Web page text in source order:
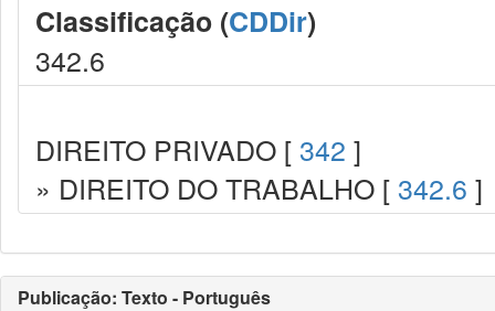
Classificação (CDDir)
342.6
DIREITO PRIVADO [ 342 ]
» DIREITO DO TRABALHO [ 342.6 ]
Publicação: Texto - Português